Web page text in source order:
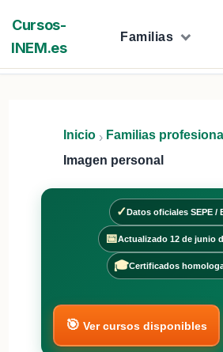
contenido
Cursos-
INEM.es
Familias
Inicio › Familias
Imagen personal
✓ Datos oficiales SEPE /
📅Actualizado 12 de junio
🎓Certificados
🎯 Ver cursos disponibles